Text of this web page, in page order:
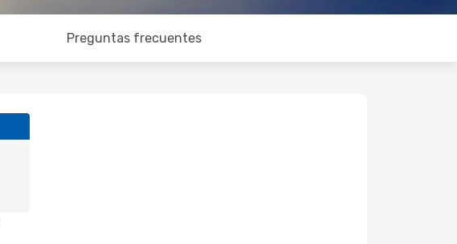
Preguntas frecuentes